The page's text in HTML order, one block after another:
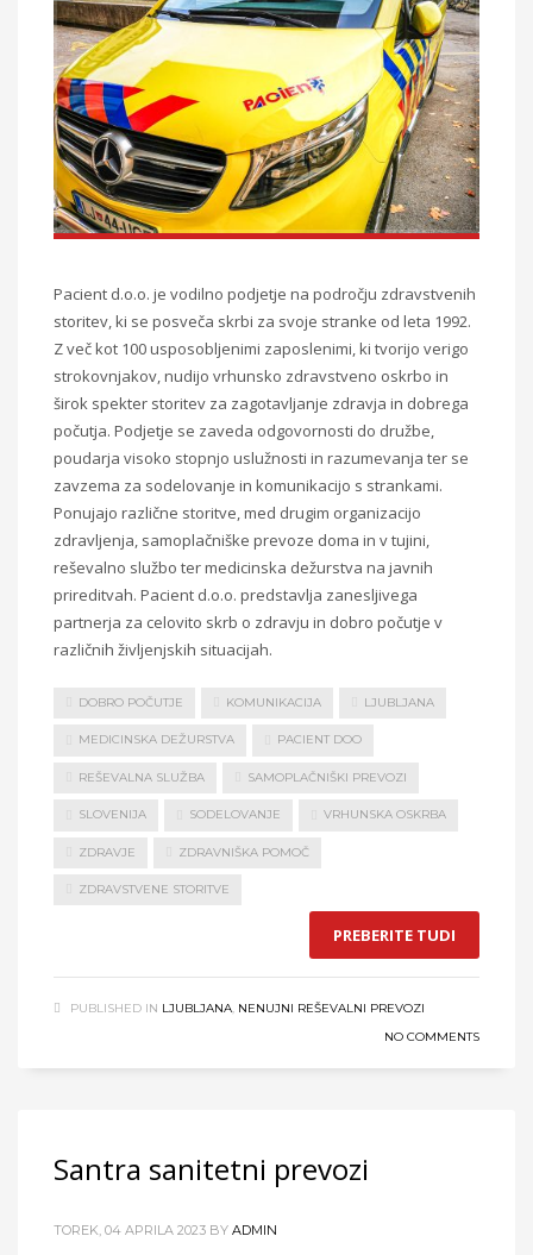
Pacient d.o.o. je vodilno podjetje na področju zdravstvenih
storitev, ki se posveča skrbi za svoje stranke od leta 1992.
Z več kot 100 usposobljenimi zaposlenimi, ki tvorijo verigo
strokovnjakov, nudijo vrhunsko zdravstveno oskrbo in
širok spekter storitev za zagotavljanje zdravja in dobrega
počutja. Podjetje se zaveda odgovornosti do družbe,
poudarja visoko stopnjo uslužnosti in razumevanja ter se
zavzema za sodelovanje in komunikacijo s strankami.
Ponujajo različne storitve, med drugim organizacijo
zdravljenja, samoplačniške prevoze doma in v tujini,
reševalno službo ter medicinska dežurstva na javnih
prireditvah. Pacient d.o.o. predstavlja zanesljivega
partnerja za celovito skrb o zdravju in dobro počutje v
različnih življenjskih situacijah.
DOBRO POČUTJE KOMUNIKACIJA LJUBLJANA
MEDICINSKA DEŽURSTVA PACIENT DOO
REŠEVALNA SLUŽBA SAMOPLAČNIŠKI PREVOZI
SLOVENIJA SODELOVANJE VRHUNSKA OSKRBA
ZDRAVJE ZDRAVNIŠKA POMOČ
ZDRAVSTVENE STORITVE
PREBERITE TUDI
PUBLISHED IN LJUBLJANA, NENUJNI REŠEVALNI PREVOZI
NO COMMENTS
Santra sanitetni prevozi
TOREK, 04 APRILA 2023 BY ADMIN